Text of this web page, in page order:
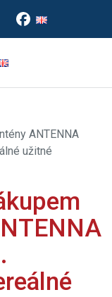
ANTENNA
užitné